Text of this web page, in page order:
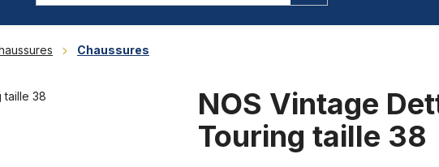
Chaussures
NOS Vintage
Touring taille 38